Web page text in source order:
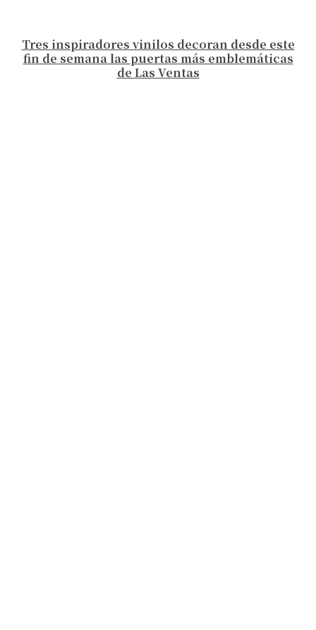
Tres inspiradores vinilos decoran desde este
fin de semana las puertas más emblemáticas
de Las Ventas